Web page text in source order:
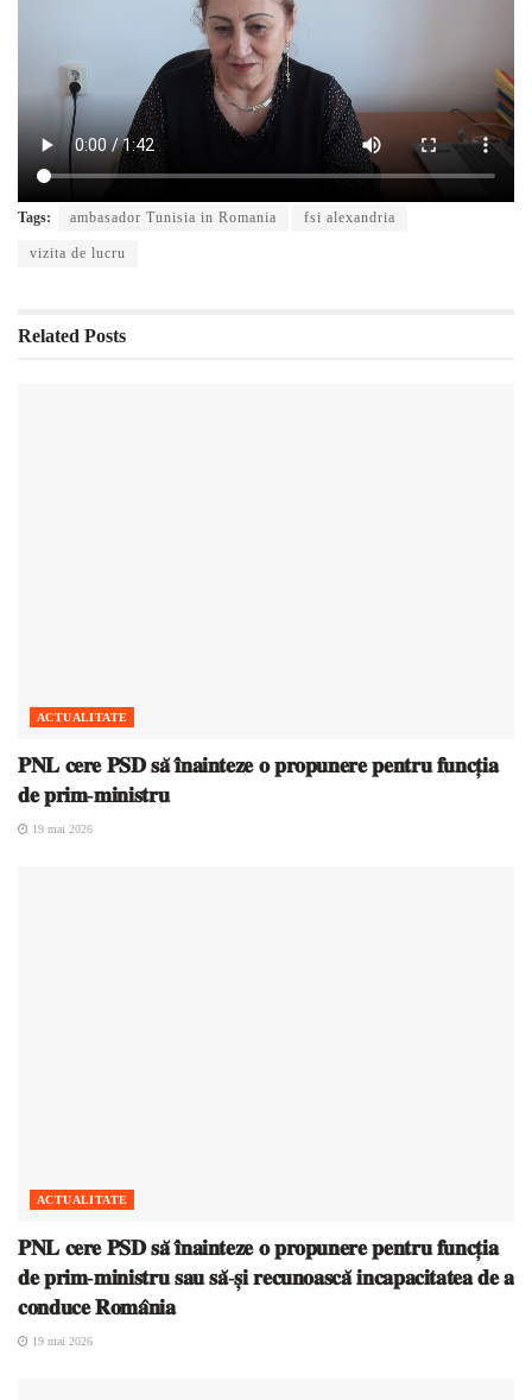
Tags: ambasador Tunisia in Romania fsi alexandria
vizita de lucru
Related Posts
ACTUALITATE
𝐏𝐍𝐋 𝐜𝐞𝐫𝐞 𝐏𝐒𝐃 𝐬𝐚̆ 𝐢̂𝐧𝐚𝐢𝐧𝐭𝐞𝐳𝐞 𝐨 𝐩𝐫𝐨𝐩𝐮𝐧𝐞𝐫𝐞 𝐩𝐞𝐧𝐭𝐫𝐮 𝐟𝐮𝐧𝐜𝐭̦𝐢𝐚
𝐝𝐞 𝐩𝐫𝐢𝐦-𝐦𝐢𝐧𝐢𝐬𝐭𝐫𝐮
19 mai 2026
ACTUALITATE
𝐏𝐍𝐋 𝐜𝐞𝐫𝐞 𝐏𝐒𝐃 𝐬𝐚̆ 𝐢̂𝐧𝐚𝐢𝐧𝐭𝐞𝐳𝐞 𝐨 𝐩𝐫𝐨𝐩𝐮𝐧𝐞𝐫𝐞 𝐩𝐞𝐧𝐭𝐫𝐮 𝐟𝐮𝐧𝐜𝐭̦𝐢𝐚
𝐝𝐞 𝐩𝐫𝐢𝐦-𝐦𝐢𝐧𝐢𝐬𝐭𝐫𝐮 𝐬𝐚𝐮 𝐬𝐚̆-𝐬̦𝐢 𝐫𝐞𝐜𝐮𝐧𝐨𝐚𝐬𝐜𝐚̆ 𝐢𝐧𝐜𝐚𝐩𝐚𝐜𝐢𝐭𝐚𝐭𝐞𝐚 𝐝𝐞 𝐚
𝐜𝐨𝐧𝐝𝐮𝐜𝐞 𝐑𝐨𝐦𝐚̂𝐧𝐢𝐚
19 mai 2026